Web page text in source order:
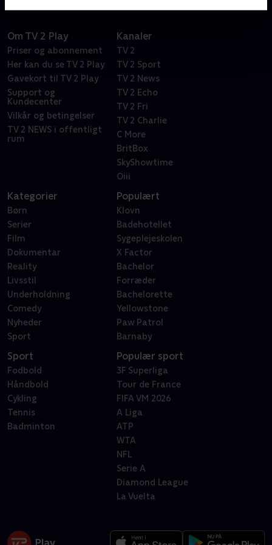
Om TV 2 Play
Priser og abonnement
Her kan du se TV 2 Play
Gavekort til TV 2 Play
Support og
Kundecenter
Vilkår og betingelser
TV 2 NEWS i offentligt
rum
Kanaler
TV 2
TV 2 Sport
TV 2 News
TV 2 Echo
TV 2 Fri
TV 2 Charlie
C More
BritBox
SkyShowtime
Oiii
Kategorier
Børn
Serier
Film
Dokumentar
Reality
Livsstil
Underholdning
Comedy
Nyheder
Sport
Populært
Klovn
Badehotellet
Sygeplejeskolen
X Factor
Bachelor
Forræder
Bachelorette
Yellowstone
Paw Patrol
Barnaby
Sport
Fodbold
Håndbold
Cykling
Tennis
Badminton
Populær sport
3F Superliga
Tour de France
FIFA VM 2026
A Liga
ATP
WTA
NFL
Serie A
Diamond League
La Vuelta